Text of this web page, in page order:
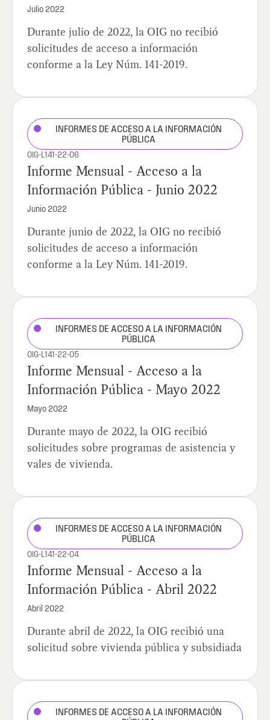
Julio 2022
Durante julio de 2022, la OIG no recibió
solicitudes de acceso a información
conforme a la Ley Núm. 141-2019.
INFORMES DE ACCESO A LA INFORMACIÓN
PÚBLICA
OIG-L141-22-06
Informe Mensual - Acceso a la
Información Pública - Junio 2022
Junio 2022
Durante junio de 2022, la OIG no recibió
solicitudes de acceso a información
conforme a la Ley Núm. 141-2019.
INFORMES DE ACCESO A LA INFORMACIÓN
PÚBLICA
OIG-L141-22-05
Informe Mensual - Acceso a la
Información Pública - Mayo 2022
Mayo 2022
Durante mayo de 2022, la OIG recibió
solicitudes sobre programas de asistencia y
vales de vivienda.
INFORMES DE ACCESO A LA INFORMACIÓN
PÚBLICA
OIG-L141-22-04
Informe Mensual - Acceso a la
Información Pública - Abril 2022
Abril 2022
Durante abril de 2022, la OIG recibió una
solicitud sobre vivienda pública y subsidiada
INFORMES DE ACCESO A LA INFORMACIÓN